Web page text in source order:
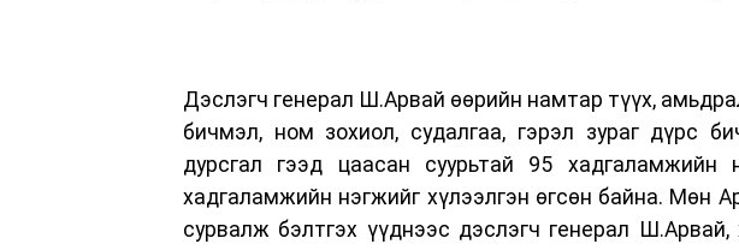
Дэслэгч генерал Ш.Арвай өөрийн намтар түүх,
бичмэл, ном зохиол, судалгаа, гэрэл зураг дүрс
дурсгал гээд цаасан суурьтай 95 хадгаламжийн
хадгаламжийн нэгжийг хүлээлгэн өгсөн байна. Мөн
сурвалж бэлтгэх үүднээс дэслэгч генерал